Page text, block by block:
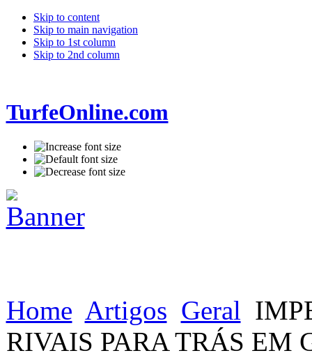
Skip to content
Skip to main navigation
Skip to 1st column
Skip to 2nd column
TurfeOnline.com
Home Artigos Geral
RIVAIS PARA TRÁS EM